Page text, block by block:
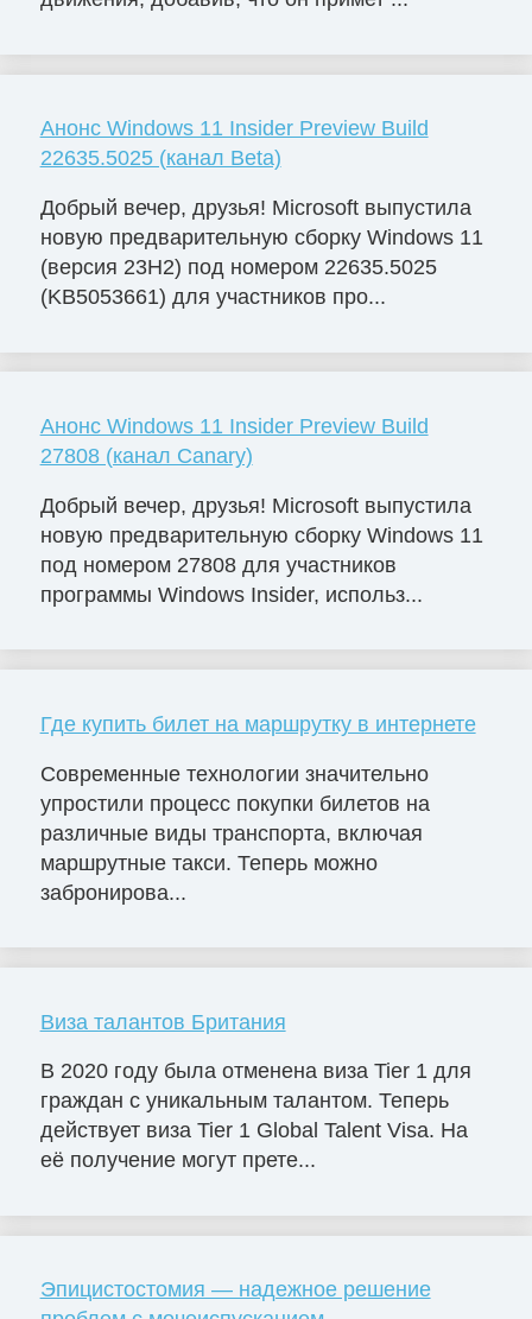
Анонс Windows 11 Insider Preview Build
22635.5025 (канал Beta)
Добрый вечер, друзья! Microsoft выпустила
новую предварительную сборку Windows 11
(версия 23H2) под номером 22635.5025
(KB5053661) для участников про...
Анонс Windows 11 Insider Preview Build
27808 (канал Canary)
Добрый вечер, друзья! Microsoft выпустила
новую предварительную сборку Windows 11
под номером 27808 для участников
программы Windows Insider, использ...
Где купить билет на маршрутку в интернете
Современные технологии значительно
упростили процесс покупки билетов на
различные виды транспорта, включая
маршрутные такси. Теперь можно
забронирова...
Виза талантов Британия
В 2020 году была отменена виза Tier 1 для
граждан с уникальным талантом. Теперь
действует виза Tier 1 Global Talent Visa. На
её получение могут прете...
Эпицистостомия — надежное решение